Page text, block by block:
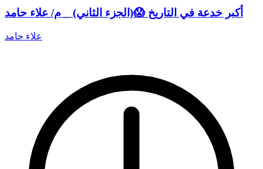
أكبر خدعة في التاريخ 😱(الجزء الثاني) _ م/ علاء حامد
علاء حامد